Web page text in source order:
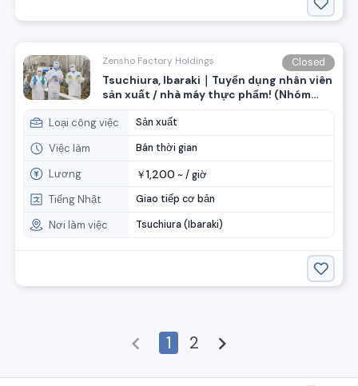
Zensho Factory Holdings Closed
Tsuchiura, Ibaraki｜Tuyển dụng nhân viên
sản xuất / nhà máy thực phẩm! (Nhóm
Loại công việc
Sản xuất
Việc làm Bán thời gian
Lương ￥1,200 ~ /giờ
Tiếng Nhật Giao tiếp cơ bản
Nơi làm việc Tsuchiura (Ibaraki)
chevron_left 1 2 chevron_right